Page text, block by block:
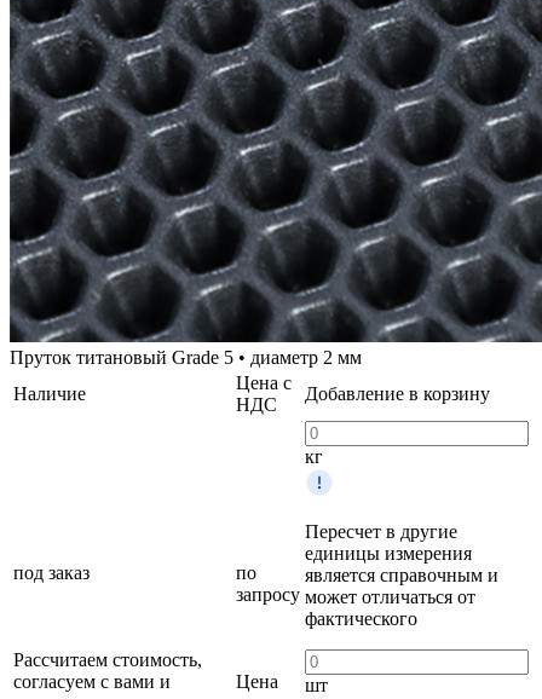
Пруток титановый Grade 5 • диаметр 2 мм
Наличие
Цена с
НДС
Добавление в корзину
под заказ
Рассчитаем стоимость,
согласуем с вами и
по
запросу
Цена
кг
Пересчет в другие
единицы измерения
является справочным и
может отличаться от
фактического
шт